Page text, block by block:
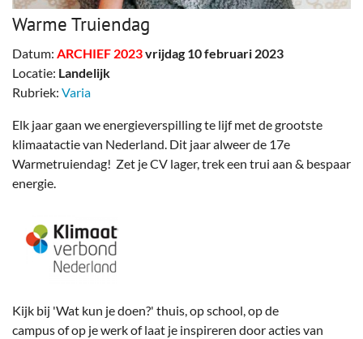
Warme Truiendag
Datum: ARCHIEF 2023vrijdag 10 februari 2023
Locatie: Landelijk
Rubriek: Varia
Elk jaar gaan we energieverspilling te lijf met de grootste
klimaatactie van Nederland. Dit jaar alweer de 17e
Warmetruiendag! Zet je CV lager, trek een trui aan & bespaar
energie.
Kijk bij 'Wat kun je doen?' thuis, op school, op de
campus of op je werk of laat je inspireren door acties van